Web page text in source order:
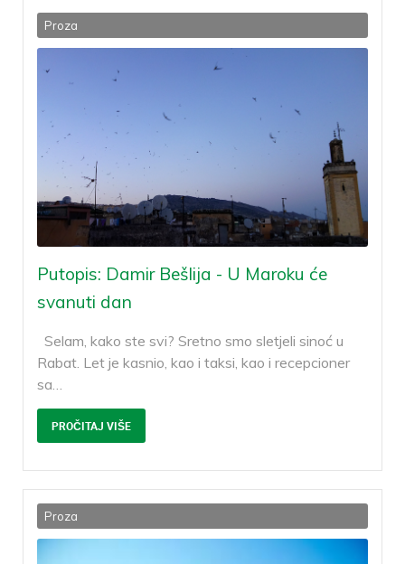
Proza
Putopis: Damir Bešlija - U Maroku će
svanuti dan
Selam, kako ste svi? Sretno smo sletjeli sinoć u
Rabat. Let je kasnio, kao i taksi, kao i recepcioner
sa…
PROČITAJ VIŠE
Proza